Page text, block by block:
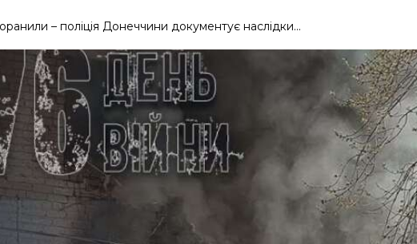
– поліція Донеччини документує наслідки...